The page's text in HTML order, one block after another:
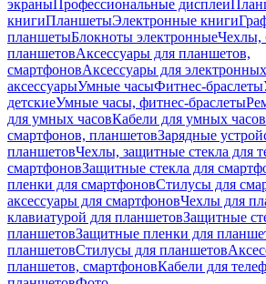
экраныПрофессиональные дисплеи
книгиПланшетыЭлектронные книги
планшетыБлокноты электронныеЧехлы,
планшетовАксессуары для планшетов,
смартфоновАксессуары для
аксессуарыУмные часыФитнес-браслеты
детскиеУмные часы, фитнес-браслеты
для умных часовКабели для умных часов
смартфонов, планшетовЗарядные
планшетовЧехлы, защитные стекла для
смартфоновЗащитные стекла для
пленки для смартфоновСтилусы для
аксессуары для смартфоновЧехлы для
клавиатурой для планшетовЗащитные
планшетовЗащитные пленки для
планшетовСтилусы для планшетов
планшетов, смартфоновКабели для